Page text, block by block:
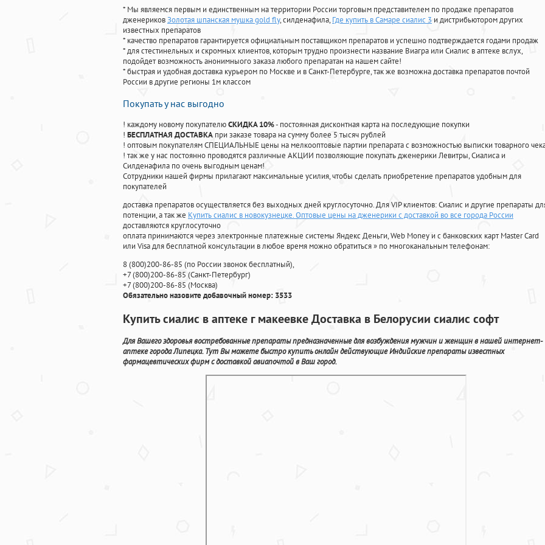
* Мы являемся первым и единственным на территории России торговым представителем по продаже препаратов
дженериковЗолотая шпанская мушка gold fly, силденафила, Где купить в Самаре сиалис 3 и дистрибьютором других
известных препаратов
* качество препаратов гарантируется официальным поставщиком препаратов и успешно подтверждается годами продаж
* для стестинельных и скромных клиентов, которым трудно произнести название Виагра или Сиалис в аптеке вслух,
подойдет возможность анонимныого заказа любого препаратан на нашем сайте!
* быстрая и удобная доставка курьером по Москве и в Санкт-Петербурге, так же возможна доставка препаратов почтой
России в другие регионы 1м классом
Покупать у нас выгодно
! каждому новому покупателюСКИДКА 10%- постоянная дисконтная карта на последующие покупки
! БЕСПЛАТНАЯ ДОСТАВКА при заказе товара на сумму более 5 тысяч рублей
! оптовым покупателям СПЕЦИАЛЬНЫЕ цены на мелкооптовые партии препарата с возможностью выписки товарного
! так же у нас постоянно проводятся различные АКЦИИ позволяющие покупать дженерики Левитры, Сиалиса и
Силденафила по очень выгодным ценам!
Cотрудники нашей фирмы прилагают максимальные усилия, чтобы сделать приобретение препаратов удобным для
покупателей
доставка препаратов осуществляется без выходных дней круглосуточно. Для VIP клиентов: Сиалис и другие препараты
потенции, а так же Купить сиалис в новокузнецке. Оптовые цены на дженерики с доставкой во все города России
доставляются круглосуточно
оплата принимаются через электронные платежные системы Яндекс Деньги, Web Money и с банковских карт Master Card
или Visa для бесплатной консультации в любое время можно обратиться» по многоканальным телефонам:
8(800)200-86-85 (по России звонок бесплатный),
+7(800)200-86-85 (Санкт-Петербург)
+7(800)200-86-85 (Москва)
Обязательно назовите добавочный номер: 3533
Купить сиалис в аптеке г макеевке Доставка в Белорусии сиалис софт
Для Вашего здоровья востребованные препараты предназначенные для возбуждения мужчин и женщин в нашей интернет-
аптеке города Липецка. Тут Вы можете быстро купить онлайн действующие Индийские препараты известных
фармацевтических фирм с доставкой авиапочтой в Ваш город.